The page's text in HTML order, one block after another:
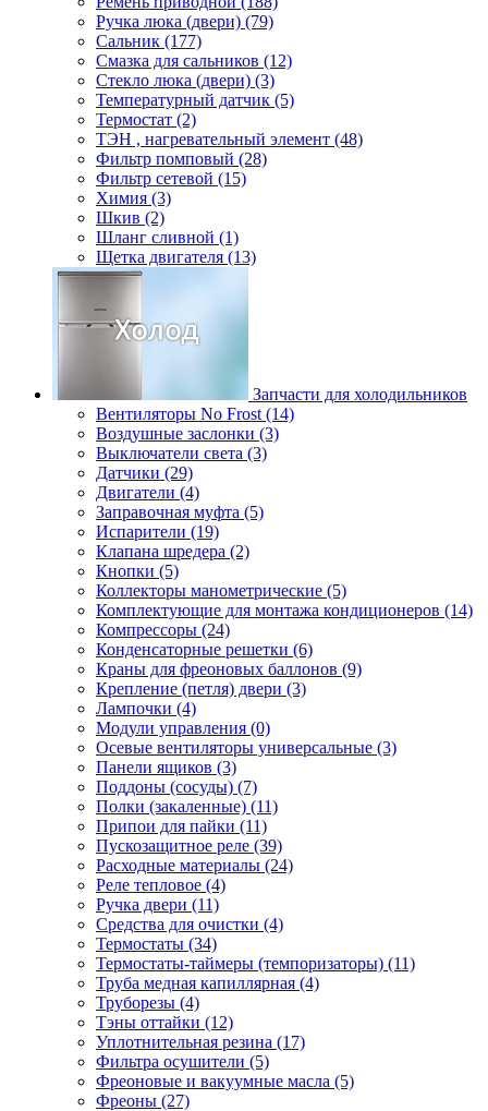
Ручка люка (двери) (79)
Сальник (177)
Смазка для сальников (12)
Стекло люка (двери) (3)
Температурный датчик (5)
Термостат (2)
ТЭН , нагревательный элемент (48)
Фильтр помповый (28)
Фильтр сетевой (15)
Химия (3)
Шкив (2)
Шланг сливной (1)
Щетка двигателя (13)
Запчасти для холодильников
Вентиляторы No Frost (14)
Воздушные заслонки (3)
Выключатели света (3)
Датчики (29)
Двигатели (4)
Заправочная муфта (5)
Испарители (19)
Клапана шредера (2)
Кнопки (5)
Коллекторы манометрические (5)
Комплектующие для монтажа кондиционеров (14)
Компрессоры (24)
Конденсаторные решетки (6)
Краны для фреоновых баллонов (9)
Крепление (петля) двери (3)
Лампочки (4)
Модули управления (0)
Осевые вентиляторы универсальные (3)
Панели ящиков (3)
Поддоны (сосуды) (7)
Полки (закаленные) (11)
Припои для пайки (11)
Пускозащитное реле (39)
Расходные материалы (24)
Реле тепловое (4)
Ручка двери (11)
Средства для очистки (4)
Термостаты (34)
Термостаты-таймеры (темпоризаторы) (11)
Труба медная капиллярная (4)
Труборезы (4)
Тэны оттайки (12)
Уплотнительная резина (17)
Фильтра осушители (5)
Фреоновые и вакуумные масла (5)
Фреоны (27)